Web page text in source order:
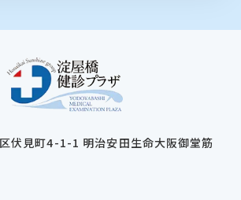
伏見町4-1-1 明治安田生命大阪御堂筋